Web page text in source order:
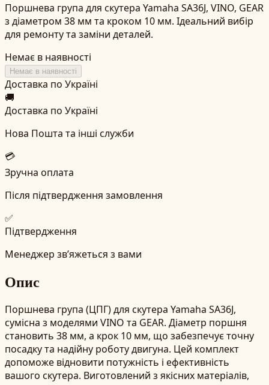
Поршнева група для скутера Yamaha SA36J, VINO, GEAR
з діаметром 38 мм та кроком 10 мм. Ідеальний вибір
для ремонту та заміни деталей.
Немає в наявності
Немає в наявності
Доставка по Україні
🚚
Доставка по Україні
Нова Пошта та інші служби
💳
Зручна оплата
Після підтвердження замовлення
✅
Підтвердження
Менеджер зв’яжеться з вами
Опис
Поршнева група (ЦПГ) для скутера Yamaha SA36J,
сумісна з моделями VINO та GEAR. Діаметр поршня
становить 38 мм, а крок 10 мм, що забезпечує точну
посадку та надійну роботу двигуна. Цей комплект
допоможе відновити потужність і ефективність
вашого скутера. Виготовлений з якісних матеріалів,